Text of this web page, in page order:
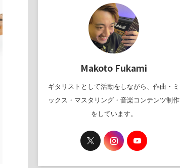
Makoto Fukami
ギタリストとして活動をしながら、作曲・ミ
ックス・マスタリング・音楽コンテンツ制作
をしています。